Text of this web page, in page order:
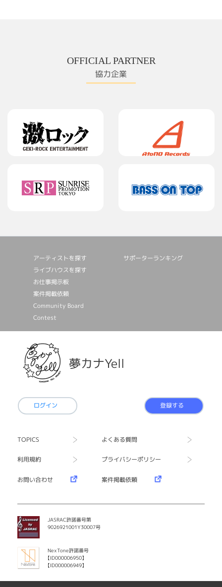
OFFICIAL PARTNER
協力企業
アーティストを探す
ライブハウスを探す
お仕事掲⽰板
案件掲載依頼
Community Board
Contest
サポーターランキング
夢カナYell
ログイン 登録する
TOPICS よくある質問
利用規約 プライバシーポリシー
お問い合わせ 案件掲載依頼
JASRAC許諾番号第
9026921001Y30007号
NexTone許諾番号
【ID000006950】
【ID000006949】